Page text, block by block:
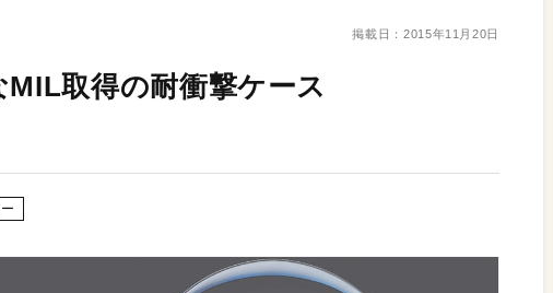
掲載日： 2015年11月20日
取得の耐衝撃ケース